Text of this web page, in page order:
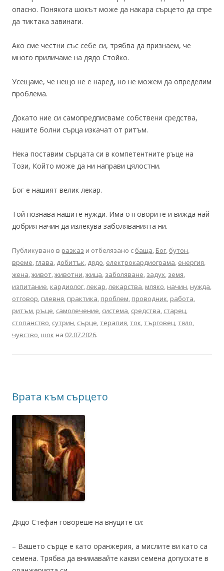
опасно. Понякога шокът може да накара сърцето да спре
да тиктака завинаги.
Ако сме честни със себе си, трябва да признаем, че
много приличаме на дядо Стойко.
Усещаме, че нещо не е наред, но не можем да определим
проблема.
Докато ние си самопредписваме собствени средства,
нашите болни сърца изкачат от ритъм.
Нека поставим сърцата си в компетентните ръце на
Този, Който може да ни направи цялостни.
Бог е нашият велик лекар.
Той познава нашите нужди. Има отговорите и вижда най-
добрия начин да излекува заболяванията ни.
Публикувано в разказ и отбелязано с баща, Бог, бутон,
време, глава, добитък, дядо, електрокардиограма, енергия,
жена,живот,животни,жица, заболяване, задух, земя,
изпитание, кардиолог,лекар,лекарства, мляко, начин, нужда,
отговор, плевня, практика, проблем, проводник, работа,
ритъм, ръце, самолечение, система, средства, старец,
стопанство, сутрин, сърце,терапия,ток,търговец,тяло,
чувство, шок на 02.07.2026.
Врата към сърцето
Дядо Стефан говореше на внуците си:
– Вашето сърце е като оранжерия, а мислите ви като са
семена. Трябва да внимавайте какви семена допускате в